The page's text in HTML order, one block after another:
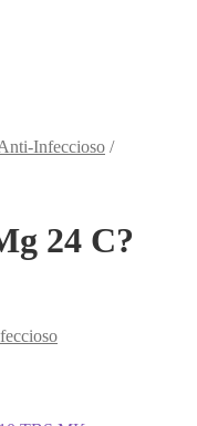
Infeccioso /
24 C?